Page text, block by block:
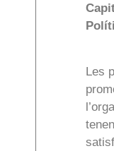
Les